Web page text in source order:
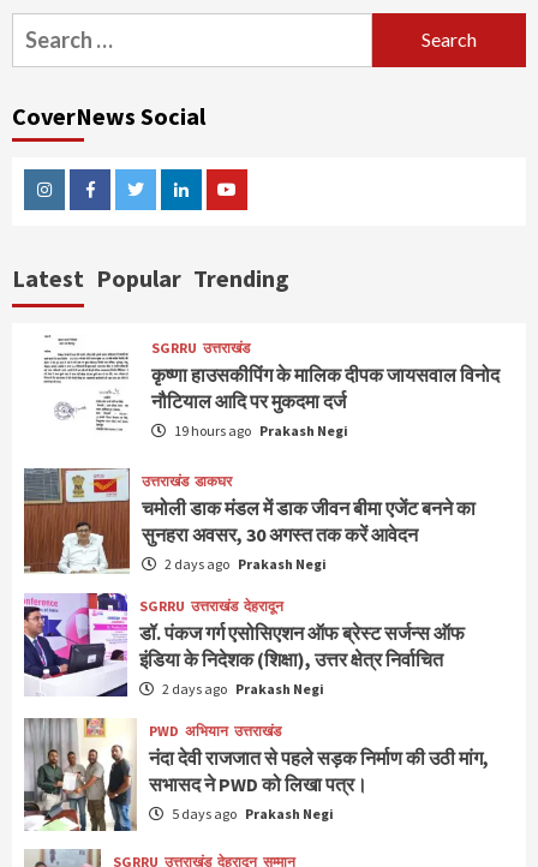
Search
for:
CoverNews Social
InstagramFacebookTwitterLinkedinYoutube
Latest Popular Trending
SGRRU उत्तराखंड
कृष्णा हाउसकीपिंग के मालिक दीपक जायसवाल विनोद
नौटियाल आदि पर मुकदमा दर्ज
19 hours ago Prakash Negi
उत्तराखंड डाकघर
चमोली डाक मंडल में डाक जीवन बीमा एजेंट बनने का
सुनहरा अवसर, 30 अगस्त तक करें आवेदन
2 days ago Prakash Negi
SGRRU उत्तराखंड देहरादून
डॉ. पंकज गर्ग एसोसिएशन ऑफ ब्रेस्ट सर्जन्स ऑफ
इंडिया के निदेशक (शिक्षा), उत्तर क्षेत्र निर्वाचित
2 days ago Prakash Negi
PWD अभियान उत्तराखंड
नंदा देवी राजजात से पहले सड़क निर्माण की उठी मांग,
सभासद ने PWD को लिखा पत्र।
5 days ago Prakash Negi
SGRRU उत्तराखंड देहरादून सम्मान